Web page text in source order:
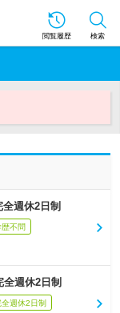
閲覧履歴 検索
週休2日制
歴不問
週休2日制
全週休2日制